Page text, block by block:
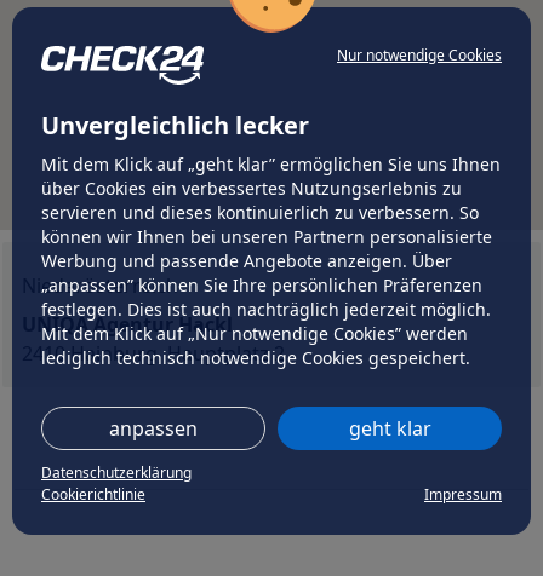
Nur notwendige Cookies
Unvergleichlich lecker
Mit dem Klick auf „geht klar” ermöglichen Sie uns Ihnen
über Cookies ein verbessertes Nutzungserlebnis zu
servieren und dieses kontinuierlich zu verbessern. So
können wir Ihnen bei unseren Partnern personalisierte
Werbung und passende Angebote anzeigen. Über
„anpassen” können Sie Ihre persönlichen Präferenzen
festlegen. Dies ist auch nachträglich jederzeit möglich.
Mit dem Klick auf „Nur notwendige Cookies” werden
lediglich technisch notwendige Cookies gespeichert.
anpassen geht klar
Datenschutzerklärung
Cookierichtlinie
Impressum
Niederösterreich
UNIQA Agentur Hackl
2410 Hainburg, Hauptplatz 2